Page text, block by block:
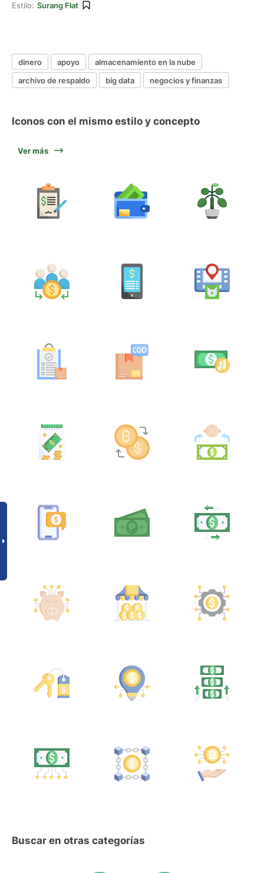
Estilo: Surang Flat
dinero apoyo
almacenamiento en la nube
archivo de respaldo
big data negocios y finanzas
Iconos con el mismo estilo y concepto
Ver más
Buscar en otras categorías